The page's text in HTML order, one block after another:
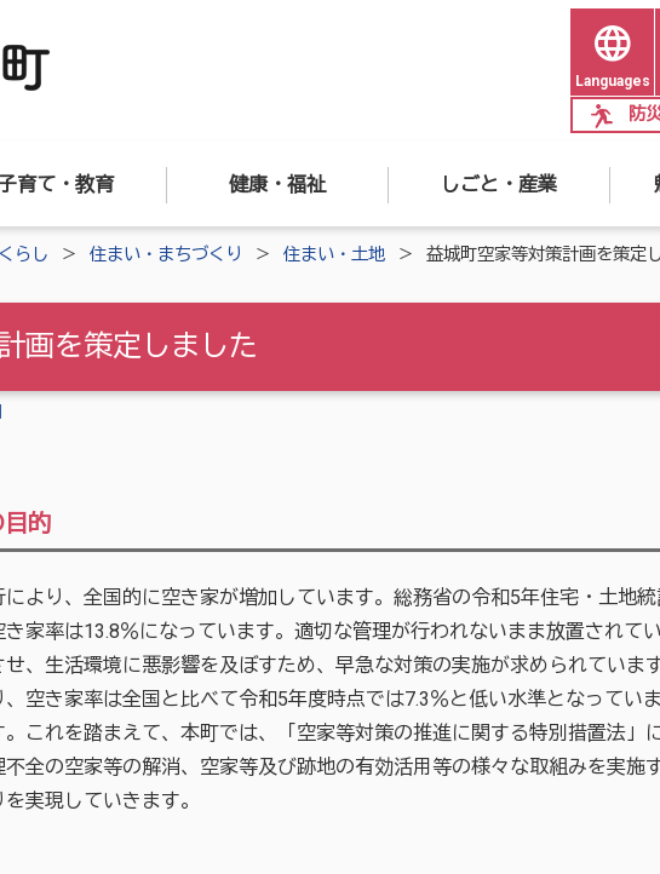
Languages
防
育て・教育 健康・福祉 しごと・産業
くらし 住まい・まちづくり 住まい・土地 益城町空家等対策計画を策定
画を策定しました
的
より、全国的に空き家が増加しています。総務省の令和5年住宅・土地
家率は13.8％になっています。適切な管理が行われないまま放置されて
、生活環境に悪影響を及ぼすため、早急な対策の実施が求められていま
空き家率は全国と比べて令和5年度時点では7.3％と低い水準となってい
これを踏まえて、本町では、「空家等対策の推進に関する特別措置法」
全の空家等の解消、空家等及び跡地の有効活用等の様々な取組みを実施
実現していきます。